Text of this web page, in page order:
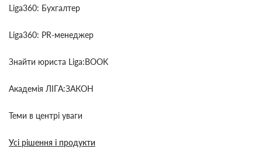
Liga360: Бухгалтер
Liga360: PR-менеджер
Знайти юриста Liga:BOOK
Академія ЛІГА:ЗАКОН
Теми в центрі уваги
Усі рішення і продукти